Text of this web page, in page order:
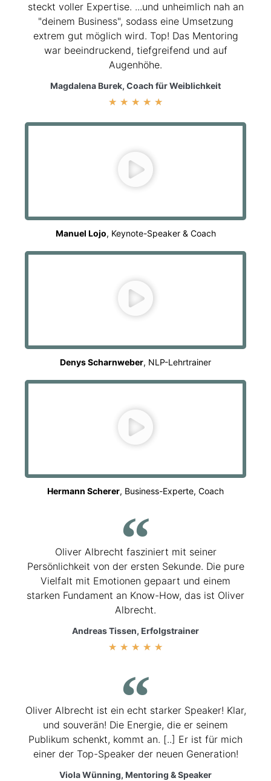
steckt voller Expertise. ...und unheimlich nah an
"deinem Business", sodass eine Umsetzung
extrem gut möglich wird. Top! Das Mentoring
war beeindruckend, tiefgreifend und auf
Augenhöhe.
Magdalena Burek, Coach für Weiblichkeit
★ ★ ★ ★ ★
Manuel Lojo, Keynote-Speaker & Coach
Denys Scharnweber, NLP-Lehrtrainer
Hermann Scherer, Business-Experte, Coach
Oliver Albrecht fasziniert mit seiner
Persönlichkeit von der ersten Sekunde. Die pure
Vielfalt mit Emotionen gepaart und einem
starken Fundament an Know-How, das ist Oliver
Albrecht.
Andreas Tissen, Erfolgstrainer
★ ★ ★ ★ ★
Oliver Albrecht ist ein echt starker Speaker! Klar,
und souverän! Die Energie, die er seinem
Publikum schenkt, kommt an. [..] Er ist für mich
einer der Top-Speaker der neuen Generation!
Viola Wünning, Mentoring & Speaker